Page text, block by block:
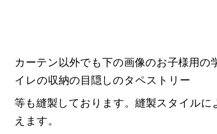
カーテン以外でも下の画像のお子様用の
イレの収納の目隠しのタペストリー
等も縫製しております。縫製スタイルに
えます。